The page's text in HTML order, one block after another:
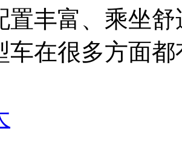
置丰富、乘坐
车在很多方面